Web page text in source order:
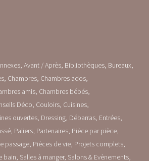
Avant / Après Bibliothèques Bureaux
Chambres Chambres ados
amis Chambres bébés
Déco Couloirs Cuisines
ouvertes Dressing Débarras Entrées
Paliers Partenaires Pièce par pièce
passage Pièces de vie Projets complets
bain Salles à manger Salons & Evènements